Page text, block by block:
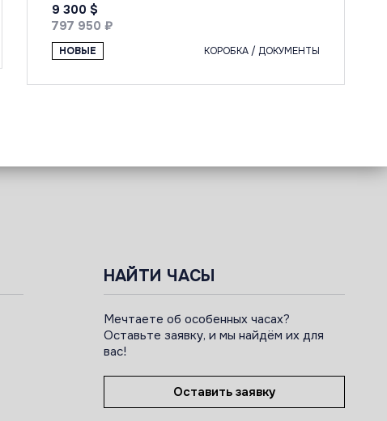
9 300 $
797 950 ₽
НОВЫЕ КОРОБКА / ДОКУМЕНТЫ
НАЙТИ ЧАСЫ
Мечтаете об особенных часах?
Оставьте заявку, и мы найдём их для
вас!
Оставить заявку